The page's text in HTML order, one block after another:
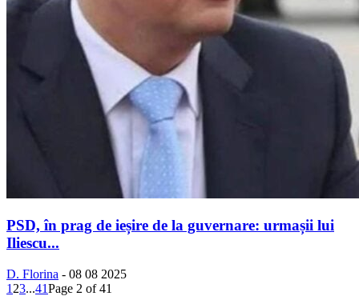
PSD, în prag de ieșire de la guvernare: urmașii lui
Iliescu...
D. Florina - 08 08 2025
1 23...41Page 2 of 41